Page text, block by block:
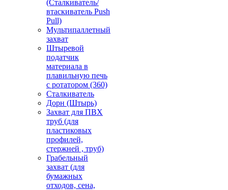
(Сталкиватель/
втаскиватель Push
Pull)
Мультипаллетный
захват
Штыревой
податчик
материала в
плавильную печь
с ротатором (360)
Сталкиватель
Дорн (Штырь)
Захват для ПВХ
труб (для
пластиковых
профилей,
стержней , труб)
Грабельный
захват (для
бумажных
отходов, сена,